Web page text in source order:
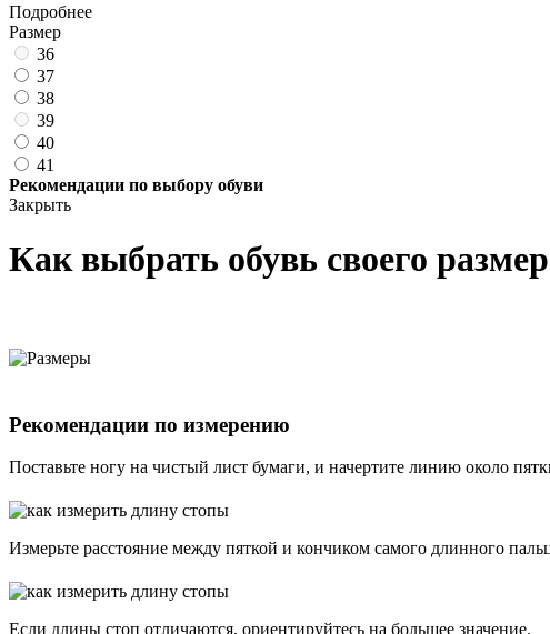
Подробнее
Размер
36
37
38
39
40
41
Рекомендации по выбору обуви
Закрыть
Как выбрать обувь своего
Рекомендации по измерению
Поставьте ногу на чистый лист бумаги, и начертите линию около
Измерьте расстояние между пяткой и кончиком самого длинного
Если длины стоп отличаются, ориентируйтесь на большее значение.